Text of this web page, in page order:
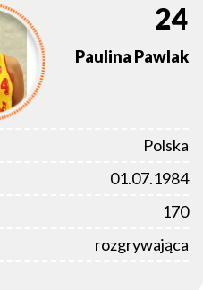
24
Paulina Pawlak
Polska
01.07.1984
170
rozgrywająca